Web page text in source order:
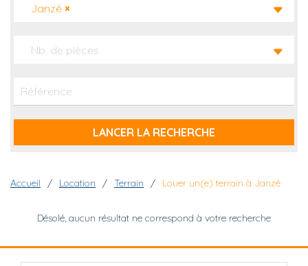
×
Janzé
Nb. de pièces
Fil d'Ariane
Accueil Location Terrain Louer un(e) terrain à Janzé
Désolé, aucun résultat ne correspond à votre recherche